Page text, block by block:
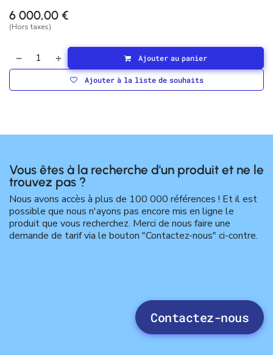
6 000,00 €
(Hors taxes)
Ajouter au panier
Ajouter à la liste de souhaits
Vous êtes à la recherche d'un produit et ne le
trouvez pas ?
Nous avons accès à plus de 100 000 références ! Et il est
possible que nous n'ayons pas encore mis en ligne le
produit que vous recherchez. Merci de nous faire une
demande de tarif via le bouton "Contactez-nous" ci-contre.
Contactez-nous